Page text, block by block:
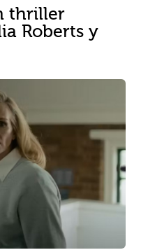
thriller
Roberts y